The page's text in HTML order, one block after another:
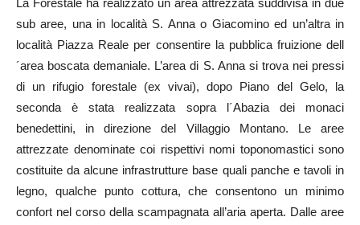
La Forestale ha realizzato un´area attrezzata suddivisa in due
sub aree, una in località S. Anna o Giacomino ed un’altra in
località Piazza Reale per consentire la pubblica fruizione dell
´area boscata demaniale. L’area di S. Anna si trova nei pressi
di un rifugio forestale (ex vivai), dopo Piano del Gelo, la
seconda è stata realizzata sopra l´Abazia dei monaci
benedettini, in direzione del Villaggio Montano. Le aree
attrezzate denominate coi rispettivi nomi toponomastici sono
costituite da alcune infrastrutture base quali panche e tavoli in
legno, qualche punto cottura, che consentono un minimo
confort nel corso della scampagnata all’aria aperta. Dalle aree